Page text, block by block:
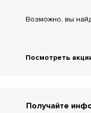
Возможно, вы
Посмотреть
Получайте